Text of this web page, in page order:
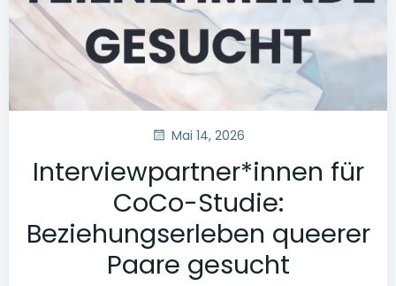
Mai 14, 2026
Interviewpartner*innen für
CoCo-Studie:
Beziehungserleben queerer
Paare gesucht